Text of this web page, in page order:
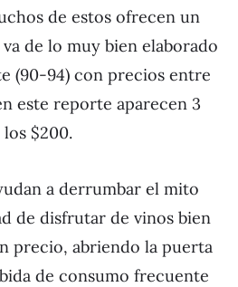
de estos ofrecen un
de lo muy bien elaborado
(90-94) con precios entre
este reporte aparecen 3
$200.
a derrumbar el mito
de disfrutar de vinos bien
precio, abriendo la puerta
de consumo frecuente